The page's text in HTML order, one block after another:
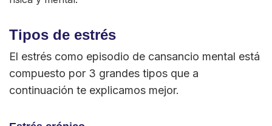
Tipos de estrés
El estrés como episodio de cansancio mental está
compuesto por 3 grandes tipos que a
continuación te explicamos mejor.